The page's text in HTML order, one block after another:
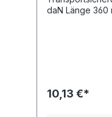
daN Länge 360
10,13 €*